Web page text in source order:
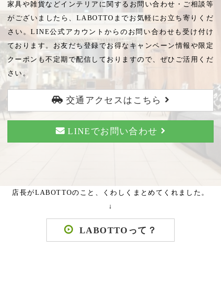
家具や雑貨などインテリアに関するお問い合わせ・ご相談等
がございましたら、LABOTTOまでお気軽にお立ち寄りくだ
さい。LINE公式アカウントからのお問い合わせも受け付け
ております。お友だち登録でお得なキャンペーン情報や限定
クーポンも不定期で配信しておりますので、ぜひご活用くだ
さい。
交通アクセスはこちら
LINEでお問い合わせ
店長がLABOTTOのこと、くわしくまとめてくれました。
↓
LABOTTOって？